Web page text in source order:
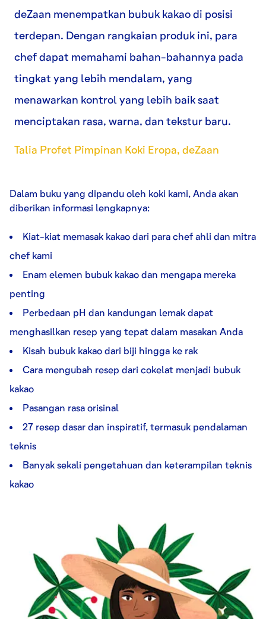
deZaan menempatkan bubuk kakao di posisi
terdepan. Dengan rangkaian produk ini, para
chef dapat memahami bahan-bahannya pada
tingkat yang lebih mendalam, yang
menawarkan kontrol yang lebih baik saat
menciptakan rasa, warna, dan tekstur baru.
Talia Profet Pimpinan Koki Eropa, deZaan
Dalam buku yang dipandu oleh koki kami, Anda akan
diberikan informasi lengkapnya:
Kiat-kiat memasak kakao dari para chef ahli dan mitra
chef kami
Enam elemen bubuk kakao dan mengapa mereka
penting
Perbedaan pH dan kandungan lemak dapat
menghasilkan resep yang tepat dalam masakan Anda
Kisah bubuk kakao dari biji hingga ke rak
Cara mengubah resep dari cokelat menjadi bubuk
kakao
Pasangan rasa orisinal
27 resep dasar dan inspiratif, termasuk pendalaman
teknis
Banyak sekali pengetahuan dan keterampilan teknis
kakao